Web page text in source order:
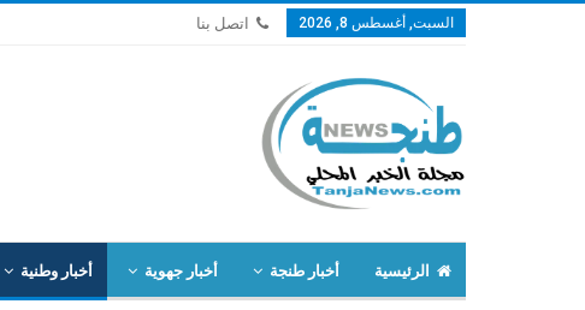
السبت, أغسطس 8, 2026 اتصل بنا
الرئيسية أخبار طنجة أخبار جهوية أخبار وطنية